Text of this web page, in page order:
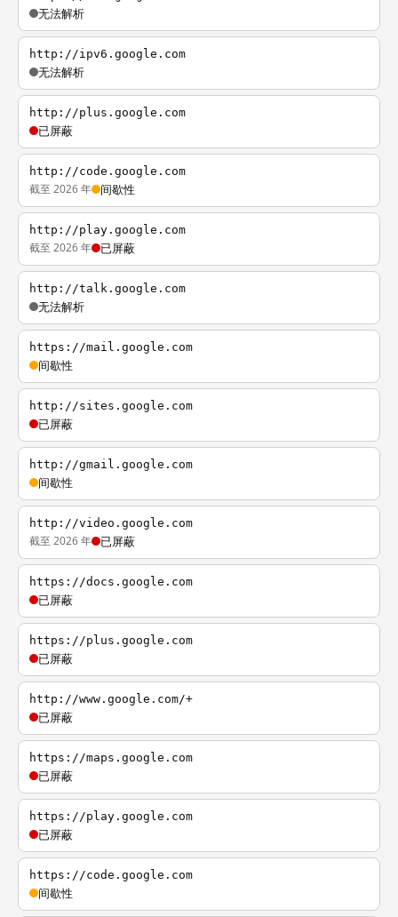
无法解析
http://ipv6.google.com
无法解析
http://plus.google.com
已屏蔽
http://code.google.com
截至 2026 年 间歇性
http://play.google.com
截至 2026 年 已屏蔽
http://talk.google.com
无法解析
https://mail.google.com
间歇性
http://sites.google.com
已屏蔽
http://gmail.google.com
间歇性
http://video.google.com
截至 2026 年 已屏蔽
https://docs.google.com
已屏蔽
https://plus.google.com
已屏蔽
http://www.google.com/+
已屏蔽
https://maps.google.com
已屏蔽
https://play.google.com
已屏蔽
https://code.google.com
间歇性